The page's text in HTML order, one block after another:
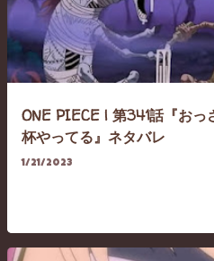
ONE PIECE | 第341話『お
杯やってる』ネタバレ
1/21/2023